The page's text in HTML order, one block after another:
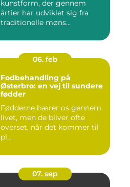
kunstform, der gennem
årtier har udviklet sig fra
traditionelle møns...
06. feb
Fodbehandling på
Østerbro: en vej til sundere
fødder
Fødderne bærer os gennem
livet, men de bliver ofte
overset, når det kommer til
pl...
07. sep